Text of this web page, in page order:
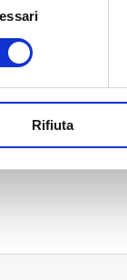
Rifiuta